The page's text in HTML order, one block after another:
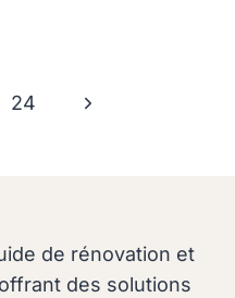
24
Page
de rénovation et
des solutions